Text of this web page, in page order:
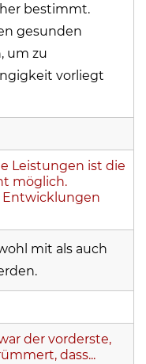
bestimmt.
gesunden
um zu
vorliegt
Leistungen ist die
möglich.
Entwicklungen
mit als auch
der vorderste,
dass...